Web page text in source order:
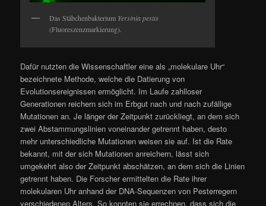
Das Stäbchenbakterium Yersinia pestis
(Fluoreszenzmarkierung).
Dafür nutzten die Wissenschaftler eine als „molekulare Uhr“
bezeichnete Methode, welche die Datierung von
Evolutionsereignissen ermöglicht. Im Laufe zahlloser
Generationen reichern sich im Erbgut nach und nach zufällige
Mutationen an. Je länger der Zeitpunkt zurückliegt, an dem sich
zwei Abstammungslinien voneinander getrennt haben, desto
mehr unterschiedliche Mutationen weisen sie auf. Ist die Rate
bekannt, mit der sich Mutationen anreichern, lässt sich
umgekehrt also der Zeitpunkt abschätzen, an dem sich die Linien
getrennt haben. Die Forscher ermittelten die Rate ihrer
molekularen Uhr anhand der DNA-Sequenzen von Pesterregern
verschiedenen Alters. So konnten sie errechnen, dass sich die